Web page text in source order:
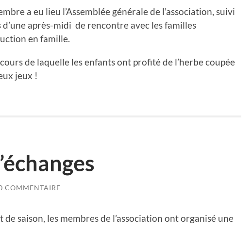
a eu lieu l’Assemblée générale de l’association, suivi
d’une après-midi de rencontre avec les familles
en famille.
de laquelle les enfants ont profité de l’herbe coupée
jeux !
COMMENTAIRE
saison, les membres de l’association ont organisé une